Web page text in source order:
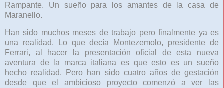
Rampante. Un sueño para los amantes de la casa de
Maranello.
Han sido muchos meses de trabajo pero finalmente ya es
una realidad. Lo que decía Montezemolo, presidente de
Ferrari, al hacer la presentación oficial de esta nueva
aventura de la marca italiana es que esto es un sueño
hecho realidad. Pero han sido cuatro años de gestación
desde que el ambicioso proyecto comenzó a ver las